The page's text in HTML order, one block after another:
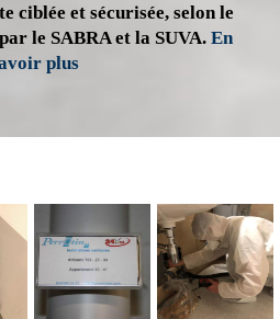
ciblée et sécurisée, selon le
le SABRA et la SUVA. En
plus